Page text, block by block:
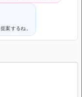
案するね。